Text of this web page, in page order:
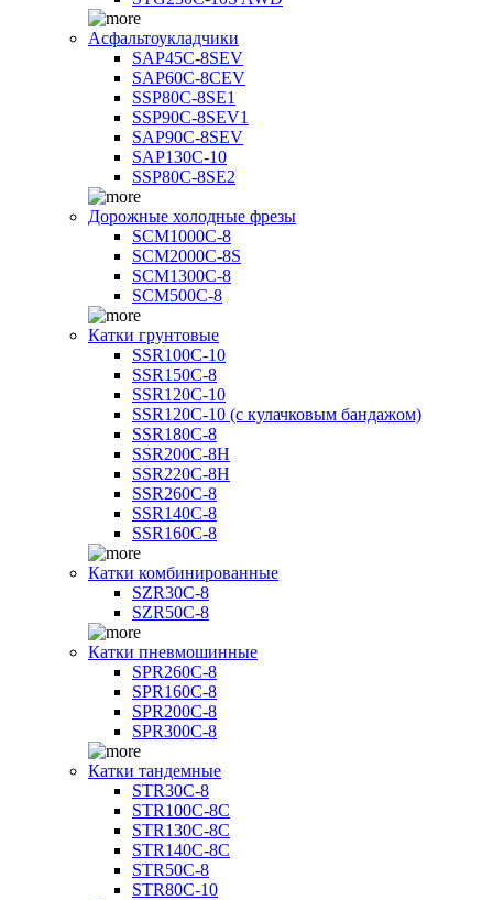
Асфальтоукладчики
SAP45С-8SEV
SAP60C-8CEV
SSP80C-8SE1
SSP90C-8SEV1
SAP90C-8SEV
SAP130C-10
SSP80C-8SE2
Дорожные холодные фрезы
SCM1000C-8
SCM2000C-8S
SCM1300C-8
SCM500C-8
Катки грунтовые
SSR100C-10
SSR150C-8
SSR120C-10
SSR120C-10 (с кулачковым бандажом)
SSR180C-8
SSR200C-8H
SSR220C-8H
SSR260C-8
SSR140C-8
SSR160C-8
Катки комбинированные
SZR30C-8
SZR50C-8
Катки пневмошинные
SPR260C-8
SPR160C-8
SPR200C-8
SPR300C-8
Катки тандемные
STR30C-8
STR100C-8С
STR130C-8С
STR140C-8С
STR50C-8
STR80C-10